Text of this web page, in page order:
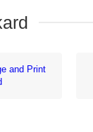
and Print